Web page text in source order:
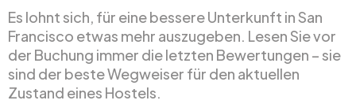
Es lohnt sich, für eine bessere Unterkunft in San
Francisco etwas mehr auszugeben. Lesen Sie vor
der Buchung immer die letzten Bewertungen – sie
sind der beste Wegweiser für den aktuellen
Zustand eines Hostels.